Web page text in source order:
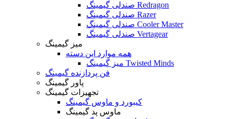
صندلی گیمینگ Redragon
صندلی گیمینگ Razer
صندلی گیمینگ Cooler Master
صندلی گیمینگ Vertagear
میز گیمینگ
همه موارد این دسته
میز گیمینگ Twisted Minds
فن پردازنده گیمینگ
پاور گیمینگ
تجهیزات گیمینگ
کیبورد و ماوس گیمینگ
ماوس پد گیمینگ